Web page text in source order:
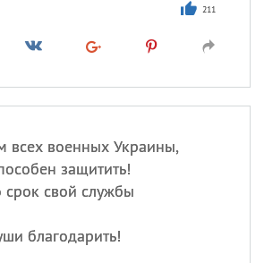
211
всех военных Украины,
защитить!
срок свой службы
благодарить!